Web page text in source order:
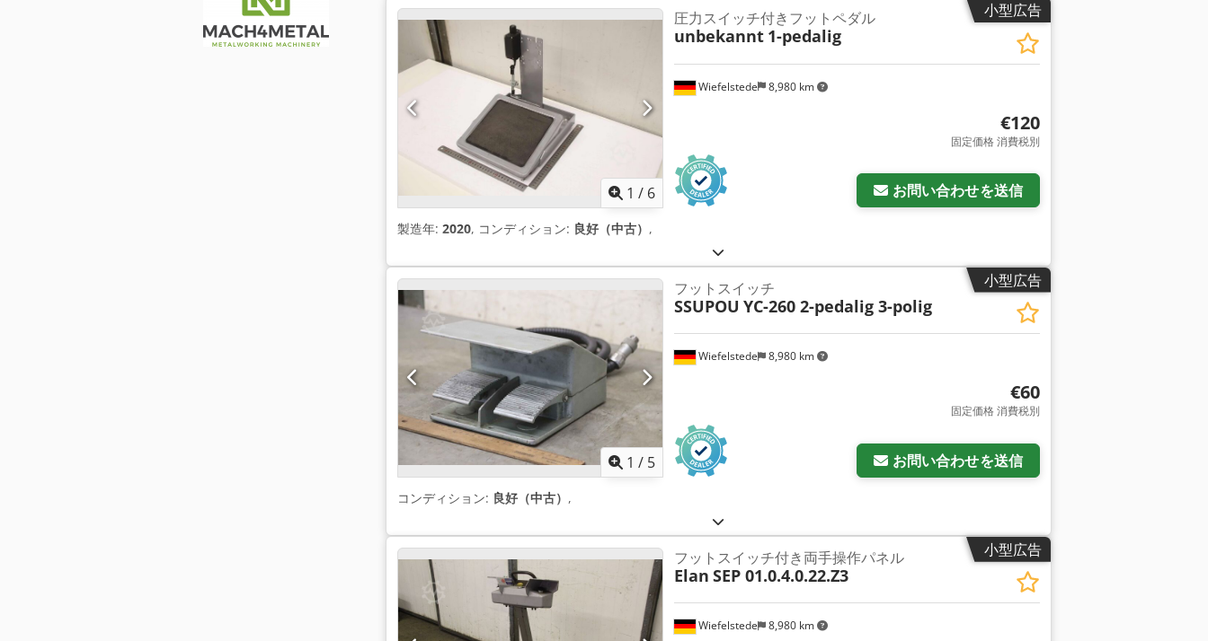
小型広告
1 / 6
Wiefelstede 8,980 km
圧力スイッチ付きフットペダル
unbekannt 1-pedalig
€120
固定価格 消費税別
お問い合わせを送信
製造年: 2020, コンディション: 良好（中古） ,
小型広告
1 / 5
Wiefelstede 8,980 km
フットスイッチ
SSUPOU YC-260 2-pedalig 3-polig
€60
固定価格 消費税別
お問い合わせを送信
コンディション: 良好（中古） ,
小型広告
Wiefelstede 8,980 km
フットスイッチ付き両手操作パネル
Elan SEP 01.0.4.0.22.Z3